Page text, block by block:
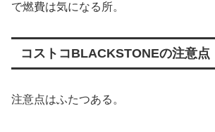
で燃費は気になる所。
コストコBLACKSTONEの注意点
注意点はふたつある。